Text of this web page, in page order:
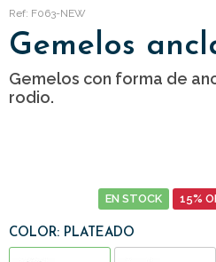
Ref: F063-NEW
Gemelos
Gemelos con forma de
rodio.
EN STOCK 15%
COLOR: PLATEADO